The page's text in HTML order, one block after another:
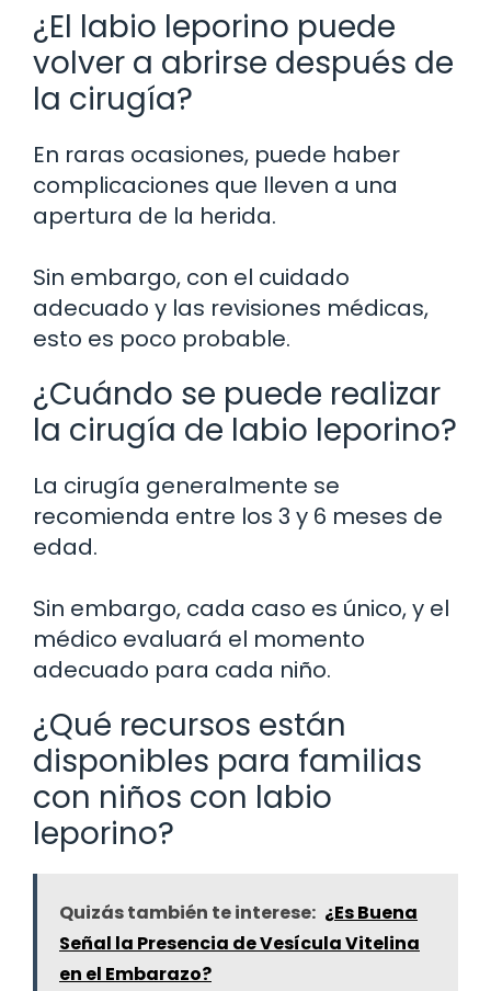
¿El labio leporino puede
volver a abrirse después de
la cirugía?
En raras ocasiones, puede haber
complicaciones que lleven a una
apertura de la herida.
Sin embargo, con el cuidado
adecuado y las revisiones médicas,
esto es poco probable.
¿Cuándo se puede realizar
la cirugía de labio leporino?
La cirugía generalmente se
recomienda entre los 3 y 6 meses de
edad.
Sin embargo, cada caso es único, y el
médico evaluará el momento
adecuado para cada niño.
¿Qué recursos están
disponibles para familias
con niños con labio
leporino?
Quizás también te interese: ¿Es Buena
Señal la Presencia de Vesícula Vitelina
en el Embarazo?